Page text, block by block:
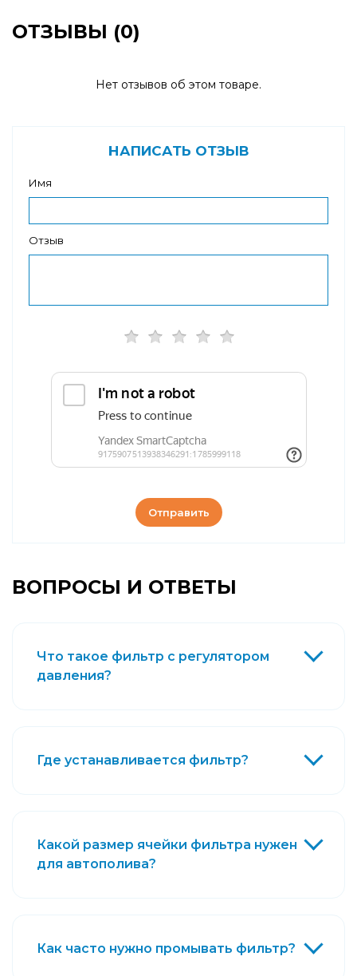
ОТЗЫВЫ (0)
Нет отзывов об этом товаре.
НАПИСАТЬ ОТЗЫВ
Имя
Отзыв
Отправить
ВОПРОСЫ И ОТВЕТЫ
Что такое фильтр с регулятором
давления?
Где устанавливается фильтр?
Какой размер ячейки фильтра нужен
для автополива?
Как часто нужно промывать фильтр?